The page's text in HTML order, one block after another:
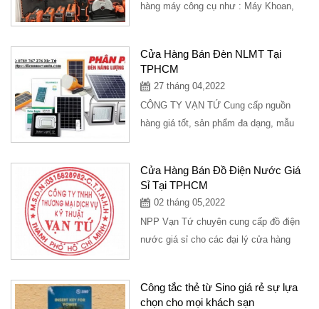
hàng máy công cụ như : Máy Khoan,
Cửa Hàng Bán Đèn NLMT Tại
TPHCM
27 tháng 04,2022
CÔNG TY VẠN TỨ Cung cấp nguồn
hàng giá tốt, sản phẩm đa dạng, mẫu
Cửa Hàng Bán Đồ Điện Nước Giá
Sỉ Tại TPHCM
02 tháng 05,2022
NPP Vạn Tứ chuyên cung cấp đồ điện
nước giá sỉ cho các đại lý cửa hàng
Công tắc thẻ từ Sino giá rẻ sự lựa
chọn cho mọi khách sạn